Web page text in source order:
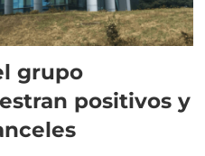
grupo
positivos y